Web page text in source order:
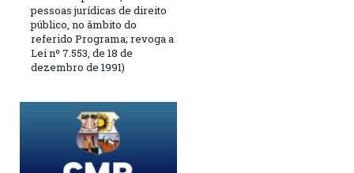
pessoas jurídicas de direito
público, no âmbito do
referido Programa; revoga a
Lei nº 7.553, de 18 de
dezembro de 1991)